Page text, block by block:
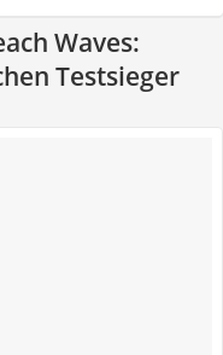
Waves:
Testsieger